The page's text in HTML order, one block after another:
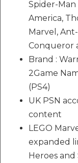
Spider-Man
America,
Marvel,
Conqueror
Brand :
2Game
(PS4)
UK PSN
content
LEGO
expanded
Heroes